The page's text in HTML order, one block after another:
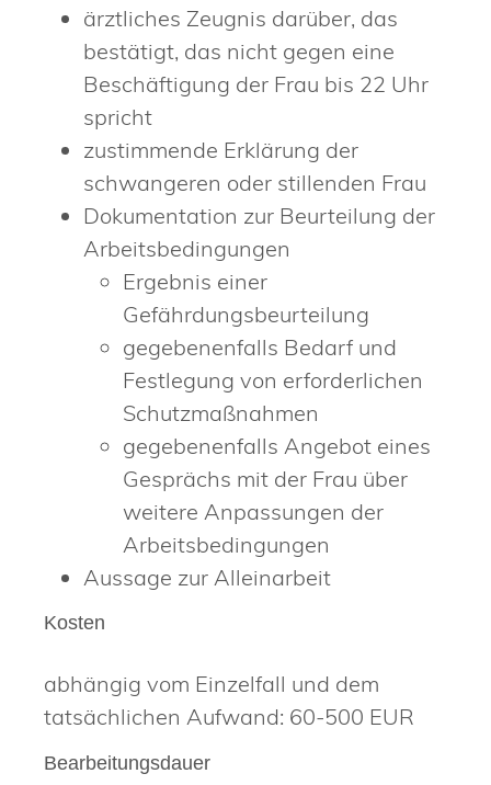
ärztliches Zeugnis darüber, das
bestätigt, das nicht gegen eine
Beschäftigung der Frau bis 22 Uhr
spricht
zustimmende Erklärung der
schwangeren oder stillenden Frau
Dokumentation zur Beurteilung der
Arbeitsbedingungen
Ergebnis einer
Gefährdungsbeurteilung
gegebenenfalls Bedarf und
Festlegung von erforderlichen
Schutzmaßnahmen
gegebenenfalls Angebot eines
Gesprächs mit der Frau über
weitere Anpassungen der
Arbeitsbedingungen
Aussage zur Alleinarbeit
Kosten
abhängig vom Einzelfall und dem
tatsächlichen Aufwand: 60-500 EUR
Bearbeitungsdauer